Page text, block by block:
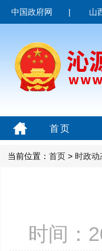
中国政府网 | 山
首页
当前位置： 首页 > 时政动
时间